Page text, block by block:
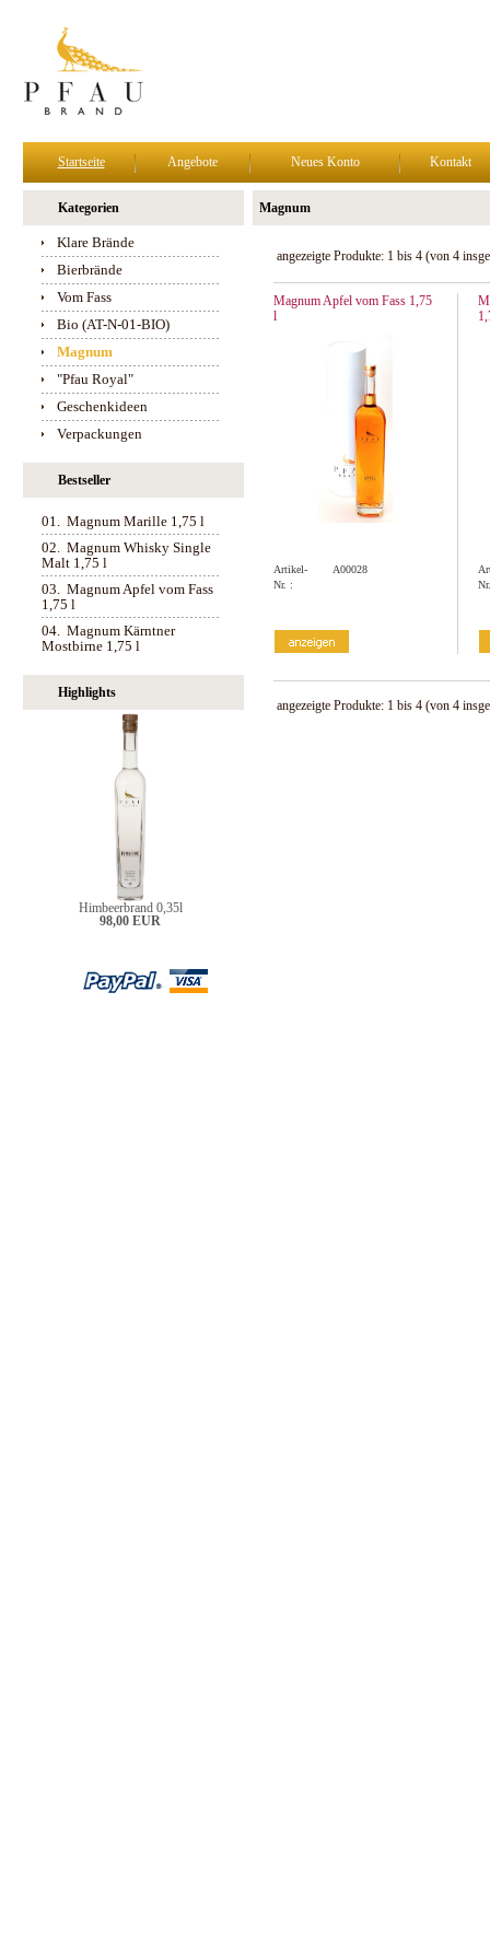
Startseite Angebote Neues Konto Kontakt
Kategorien
Klare Brände
Bierbrände
Vom Fass
Bio (AT-N-01-BIO)
Magnum
"Pfau Royal"
Geschenkideen
Verpackungen
Bestseller
01. Magnum Marille 1,75 l
02. Magnum Whisky Single
Malt 1,75 l
03. Magnum Apfel vom Fass
1,75 l
04. Magnum Kärntner
Mostbirne 1,75 l
Highlights
Himbeerbrand 0,35l
98,00 EUR
Magnum
angezeigte Produkte: 1 bis 4 (von 4
Magnum Apfel vom Fass 1,75
l
Artikel-
Nr. :
A00028
angezeigte Produkte: 1 bis 4 (von 4